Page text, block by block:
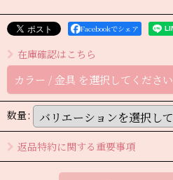
Facebookでシェア
在庫確認はこちら
カラー /金具 を選択してください
数量:
返品特約に関する重要事項